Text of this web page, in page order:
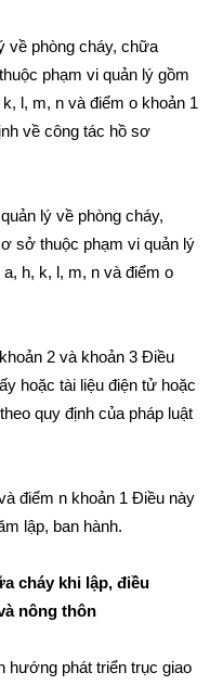
về phòng cháy, chữa
phạm vi quản lý gồm
l, m, n và điểm o khoản 1
về công tác hồ sơ
lý về phòng cháy,
sở thuộc phạm vi quản lý
h, k, l, m, n và điểm o
2 và khoản 3 Điều
hoặc tài liệu điện tử hoặc
quy định của pháp luật
điểm n khoản 1 Điều này
lập, ban hành.
cháy khi lập, điều
nông thôn
hướng phát triển trục giao